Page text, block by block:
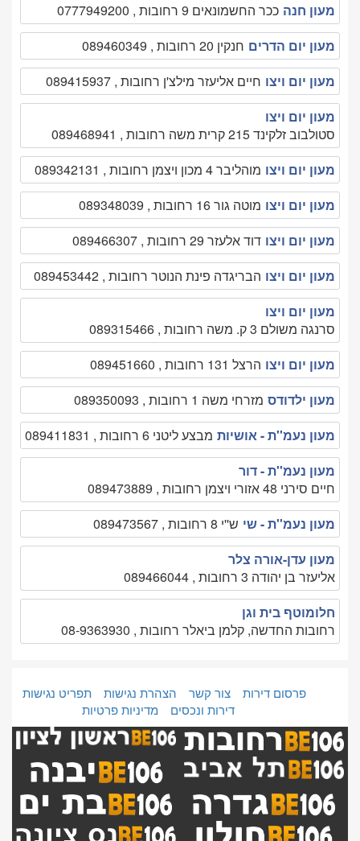
מעון חנה ככר החשמונאים 9 רחובות , 0777949200
מעון יום הדרים חנקין 20 רחובות , 089460349
מעון יום ויצו חיים אליעזר מילצ'ן רחובות , 089415937
מעון יום ויצו
סטולבוב זלקינד 215 קרית משה רחובות , 089468941
מעון יום ויצו מוהליבר 4 מכון ויצמן רחובות , 089342131
מעון יום ויצו מוטה גור 16 רחובות , 089348039
מעון יום ויצו דוד אלעזר 29 רחובות , 089466307
מעון יום ויצו הבריגדה פינת הנוטר רחובות , 089453442
מעון יום ויצו
סרנגה משולם 3 ק. משה רחובות , 089315466
מעון יום ויצו הרצל 131 רחובות , 089451660
מעון ילדודס מזרחי משה 1 רחובות , 089350093
מעון נעמ''ת - אושיות מבצע ליטני 6 רחובות , 089411831
מעון נעמ''ת - דור
חיים סירני 48 אזורי ויצמן רחובות , 089473889
מעון נעמ''ת - שי ש''י 8 רחובות , 089473567
מעון עדן-אורה צלר
אליעזר בן יהודה 3 רחובות , 089466044
חלומוטף בית וגן
רחובות החדשה, קלמן ביאלר רחובות , 08-9363930
פרסום דירות צור קשר הצהרת נגישות
תפריט נגישות
דירות ונכסים
מדיניות פרטיות